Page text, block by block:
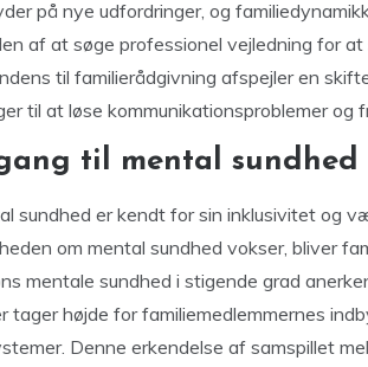
på nye udfordringer, og
af at søge professionel vejledning for at
til familierådgivning afspejler en
til at løse kommunikationsproblemer og
til mental sundhed
sundhed er kendt for sin inklusivitet og
om mental sundhed vokser, bliver
mentale sundhed i stigende grad
tager højde for familiemedlemmernes
Denne erkendelse af samspillet